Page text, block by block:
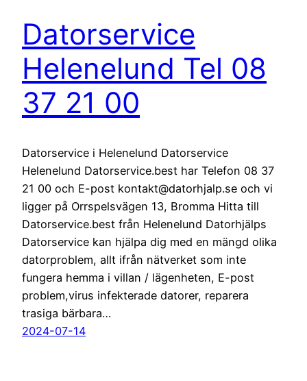
Datorservice
Helenelund Tel 08
37 21 00
Datorservice i Helenelund Datorservice
Helenelund Datorservice.best har Telefon 08 37
21 00 och E-post kontakt@datorhjalp.se och vi
ligger på Orrspelsvägen 13, Bromma Hitta till
Datorservice.best från Helenelund Datorhjälps
Datorservice kan hjälpa dig med en mängd olika
datorproblem, allt ifrån nätverket som inte
fungera hemma i villan / lägenheten, E-post
problem,virus infekterade datorer, reparera
trasiga bärbara…
2024-07-14